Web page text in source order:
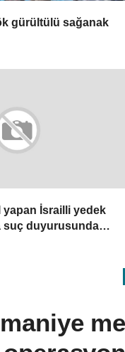
gürültülü sağanak
yapan İsrailli yedek
suç duyurusunda